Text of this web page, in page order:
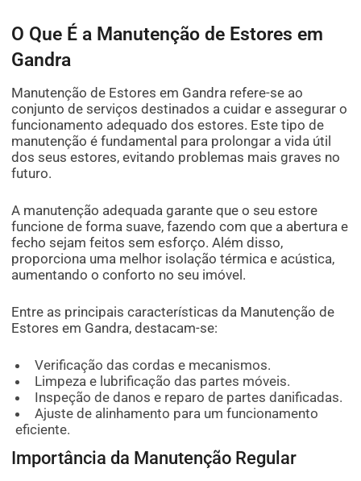
O Que É a Manutenção de Estores em
Gandra
Manutenção de Estores em Gandra refere-se ao
conjunto de serviços destinados a cuidar e assegurar o
funcionamento adequado dos estores. Este tipo de
manutenção é fundamental para prolongar a vida útil
dos seus estores, evitando problemas mais graves no
futuro.
A manutenção adequada garante que o seu estore
funcione de forma suave, fazendo com que a abertura e
fecho sejam feitos sem esforço. Além disso,
proporciona uma melhor isolação térmica e acústica,
aumentando o conforto no seu imóvel.
Entre as principais características da Manutenção de
Estores em Gandra, destacam-se:
Verificação das cordas e mecanismos.
Limpeza e lubrificação das partes móveis.
Inspeção de danos e reparo de partes danificadas.
Ajuste de alinhamento para um funcionamento
eficiente.
Importância da Manutenção Regular